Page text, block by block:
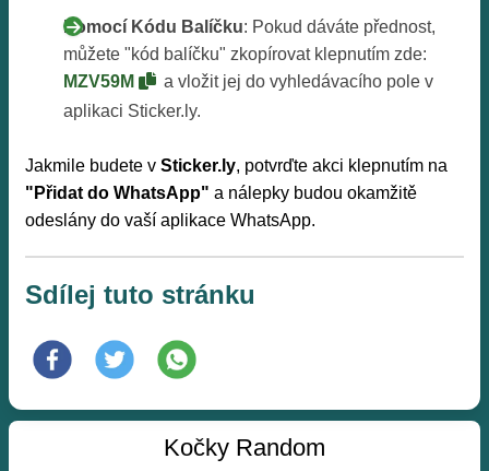
Pomocí Kódu Balíčku: Pokud dáváte přednost,
můžete "kód balíčku" zkopírovat klepnutím zde:
MZV59M
a vložit jej do vyhledávacího pole v
aplikaci Sticker.ly.
Jakmile budete v Sticker.ly, potvrďte akci klepnutím na
"Přidat do WhatsApp" a nálepky budou okamžitě
odeslány do vaší aplikace WhatsApp.
Sdílej tuto stránku
Kočky Random